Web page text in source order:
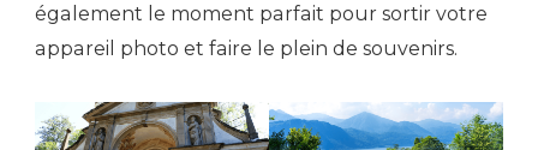
également le moment parfait pour sortir votre
appareil photo et faire le plein de souvenirs.